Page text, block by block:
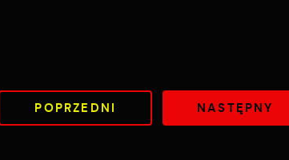
POPRZEDNI NASTĘPNY